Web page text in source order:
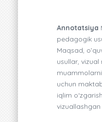
Annotatsiya
pedagogik
Maqsad,
usullar,
uchun
iqlim